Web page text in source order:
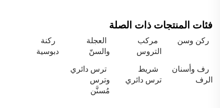
فئات المنتجات ذات الصلة
ركن وسن
مركب
التروس
العجلة
والسنّ
ركنة
دبوسية
رف وأسنان
الرف
شريط
ترس دائري
ترس دائري
وترس
مُسنَّن